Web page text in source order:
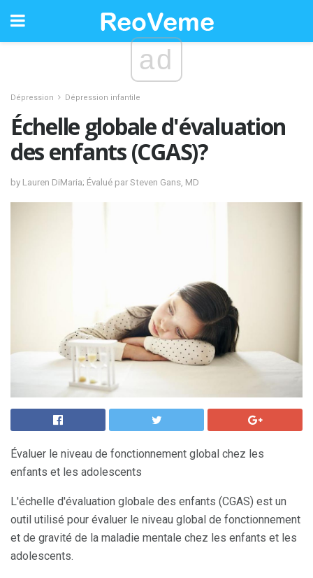
ad
Dépression Dépression infantile
Échelle globale d'évaluation
des enfants (CGAS)?
by Lauren DiMaria; Évalué par Steven Gans, MD
Évaluer le niveau de fonctionnement global chez les
enfants et les adolescents
L'échelle d'évaluation globale des enfants (CGAS) est un
outil utilisé pour évaluer le niveau global de fonctionnement
et de gravité de la maladie mentale chez les enfants et les
adolescents.